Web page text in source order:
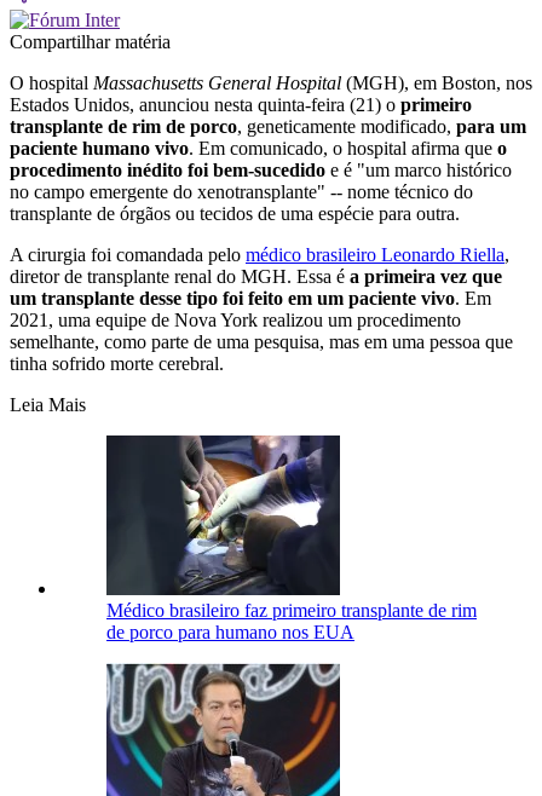
Compartilhar matéria
O hospital Massachusetts General Hospital (MGH), em Boston, nos
Estados Unidos, anunciou nesta quinta-feira (21) o primeiro
transplante de rim de porco, geneticamente modificado, para um
paciente humano vivo. Em comunicado, o hospital afirma que o
procedimento inédito foi bem-sucedido e é "um marco histórico
no campo emergente do xenotransplante" -- nome técnico do
transplante de órgãos ou tecidos de uma espécie para outra.
A cirurgia foi comandada pelo médico brasileiro Leonardo Riella,
diretor de transplante renal do MGH. Essa é a primeira vez que
um transplante desse tipo foi feito em um paciente vivo. Em
2021, uma equipe de Nova York realizou um procedimento
semelhante, como parte de uma pesquisa, mas em uma pessoa que
tinha sofrido morte cerebral.
Leia Mais
Médico brasileiro faz primeiro transplante de rim
de porco para humano nos EUA